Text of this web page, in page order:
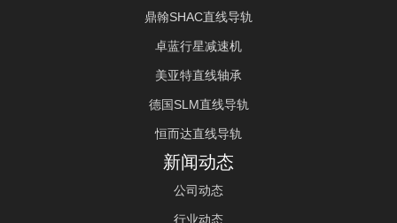
鼎翰SHAC直线导轨
卓蓝行星减速机
美亚特直线轴承
德国SLM直线导轨
恒而达直线导轨
新闻动态
公司动态
行业动态